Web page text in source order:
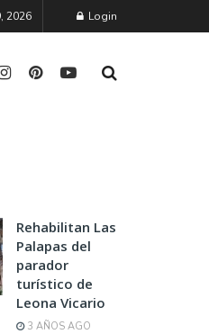
2026 Login
Rehabilitan Las
Palapas del
parador
turístico de
Leona Vicario
3 AÑOS AGO